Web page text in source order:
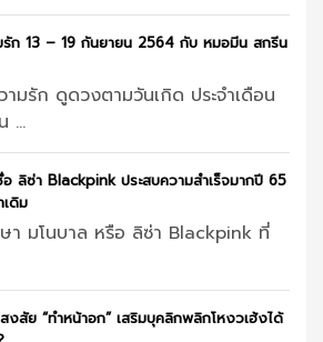
ก 13 – 19 กันยายน 2564 กับ หมอมีน สกรีน
มรัก ดูดวงตามวันเกิด ประจำเดือน
...
ลิซ่า Blackpink ประสบความสำเร็จมากปี 65
ดิม
า มโนบาล หรือ ลิซ่า Blackpink ที่
งสัย “ทำหน้าอก” เสริมบุคลิกพลิกโหงวเฮ้งได้